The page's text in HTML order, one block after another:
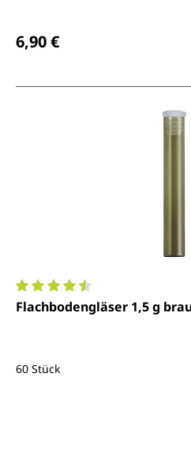
6,90 €
Durchschnittliche Bewertung
Flachbodengläser 1,5 g
60 Stück